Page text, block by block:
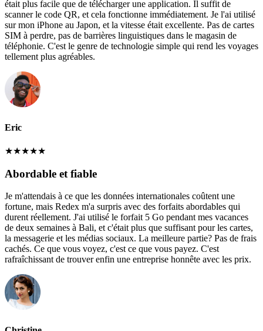
était plus facile que de télécharger une application. Il suffit de
scanner le code QR, et cela fonctionne immédiatement. Je l'ai utilisé
sur mon iPhone au Japon, et la vitesse était excellente. Pas de cartes
SIM à perdre, pas de barrières linguistiques dans le magasin de
téléphonie. C'est le genre de technologie simple qui rend les voyages
tellement plus agréables.
Eric
★★★★★
Abordable et fiable
Je m'attendais à ce que les données internationales coûtent une
fortune, mais Redex m'a surpris avec des forfaits abordables qui
durent réellement. J'ai utilisé le forfait 5 Go pendant mes vacances
de deux semaines à Bali, et c'était plus que suffisant pour les cartes,
la messagerie et les médias sociaux. La meilleure partie? Pas de frais
cachés. Ce que vous voyez, c'est ce que vous payez. C'est
rafraîchissant de trouver enfin une entreprise honnête avec les prix.